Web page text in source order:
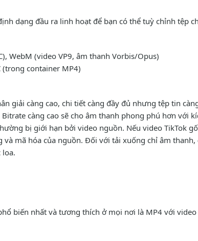
dạng đầu ra linh hoạt để bạn có thể tuỳ chỉnh tệp
WebM (video VP9, âm thanh Vorbis/Opus)
(trong container MP4)
giải càng cao, chi tiết càng đầy đủ nhưng tệp tin
càng cao sẽ cho âm thanh phong phú hơn với
bị giới hạn bởi video nguồn. Nếu video TikTok
mã hóa của nguồn. Đối với tải xuống chỉ âm
loa.
biến nhất và tương thích ở mọi nơi là MP4 với